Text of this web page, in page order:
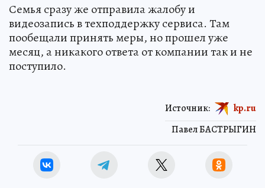
Семья сразу же отправила жалобу и
видеозапись в техподдержку сервиса. Там
пообещали принять меры, но прошел уже
месяц, а никакого ответа от компании так и не
поступило.
Павел БАСТРЫГИН
Источник: kp.ru